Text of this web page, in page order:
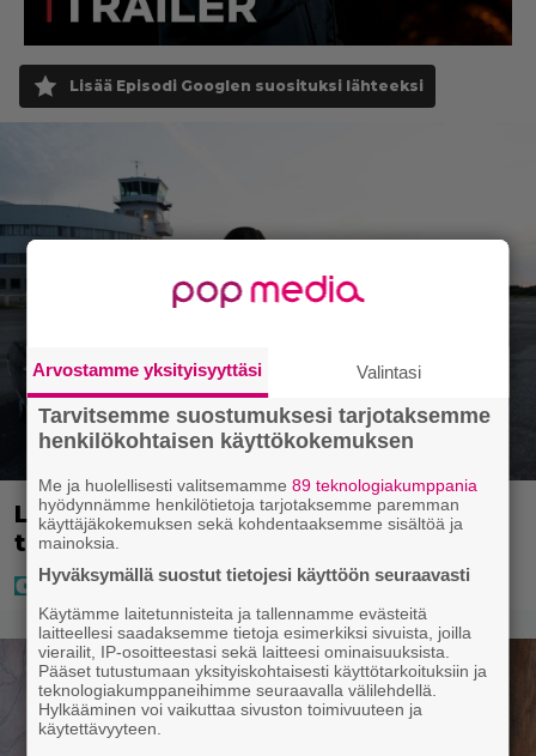
Lisää Episodi Googlen suosituksi lähteeksi
Laulaja Mirellan rantakuvat ovat
täynnä lomaa, aurinkoa ja iloa
Arvostamme yksityisyyttäsi Valintasi
Tarvitsemme suostumuksesi tarjotaksemme
henkilökohtaisen käyttökokemuksen
Me ja huolellisesti valitsemamme89 teknologiakumppania
hyödynnämme henkilötietoja tarjotaksemme paremman
käyttäjäkokemuksen sekä kohdentaaksemme sisältöä ja
mainoksia.
Hyväksymällä suostut tietojesi käyttöön seuraavasti
Käytämme laitetunnisteita ja tallennamme evästeitä
laitteellesi saadaksemme tietoja esimerkiksi sivuista, joilla
vierailit, IP-osoitteestasi sekä laitteesi ominaisuuksista.
Pääset tutustumaan yksityiskohtaisesti käyttötarkoituksiin ja
teknologiakumppaneihimme seuraavalla välilehdellä.
Hylkääminen voi vaikuttaa sivuston toimivuuteen ja
käytettävyyteen.